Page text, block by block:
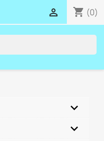
shopping_cart (0)
